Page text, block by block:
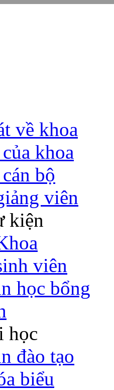
về khoa
khoa
bộ
viên
kiện
viên
học bổng
học
đào tạo
biểu